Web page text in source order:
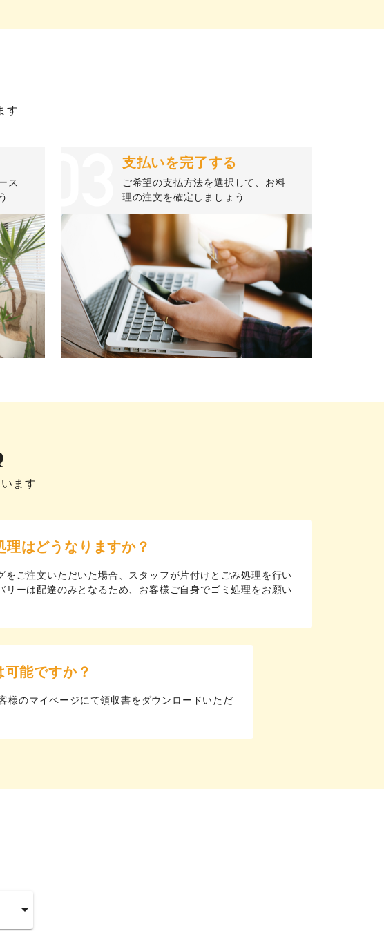
す
ス
支払いを完了する
ご希望の支払方法を選択して、お料
理の注文を確定しましょう
ます
理はどうなりますか？
をご注文いただいた場合、スタッフが片付けとごみ処理を行い
リーは配達のみとなるため、お客様ご自身でゴミ処理をお願い
能ですか？
様のマイページにて領収書をダウンロードいただ